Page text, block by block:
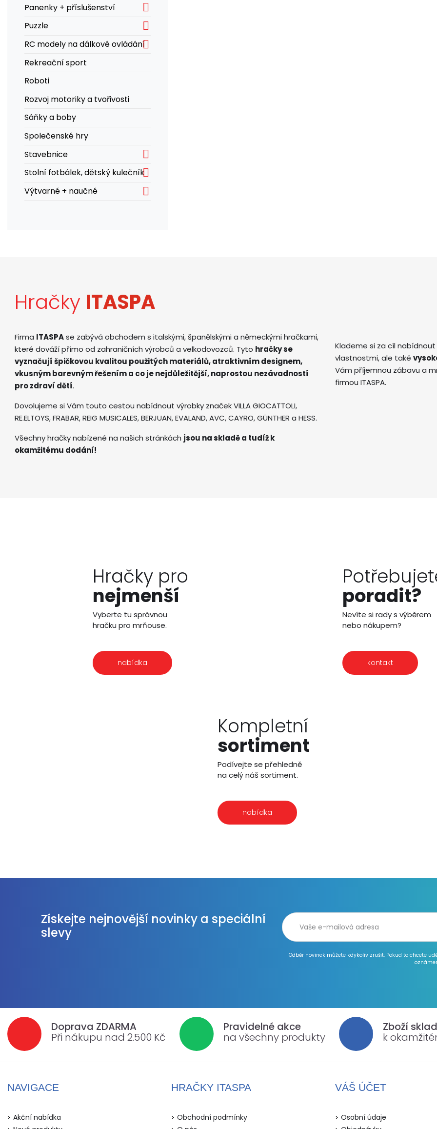
Panenky + příslušenství

Puzzle 
RC modely na dálkové ovládání
Rekreační sport
Roboti
Rozvoj motoriky a tvořivosti
Sáňky a boby
Společenské hry
Stavebnice

Stolní fotbálek, dětský kulečník
Výtvarné + naučné 
Hračky ITASPA
Firma ITASPAse zabývá obchodem s italskými, španělskými a německými hračkami,
které dováží přímo od zahraničních výrobců a velkodovozců. Tyto hračky se
vyznačují špičkovou kvalitou použitých materiálů, atraktivním designem,
vkusným barevným řešením a co je nejdůležitější, naprostou nezávadností
pro zdraví dětí.
Dovolujeme si Vám touto cestou nabídnout výrobky značek VILLA GIOCATTOLI,
RE.ELTOYS, FRABAR, REIG MUSICALES, BERJUAN, EVALAND, AVC, CAYRO, GÜNTHER a HESS.
Všechny hračky nabízené na našich stránkách jsou na skladě a tudíž k
okamžitému dodání!
Klademe si za cíl
vlastnostmi, ale také
Vám příjemnou zábavu a
firmou ITASPA.
Hračky pro
nejmenší
Vyberte tu správnou
hračku pro mrňouse.
nabídka
poradit?
Nevíte si rady s výběrem
nebo nákupem?
kontakt
Kompletní
sortiment
Podívejte se přehledně
na celý náš sortiment.
nabídka
Získejte nejnovější novinky a speciální
slevy
Odběr novinek můžete kdykoliv zrušit. Pokud to chcete
Doprava ZDARMA
Při nákupu nad 2.500 Kč
Pravidelné akce
na všechny produkty
Zboží
k
NAVIGACE
Akční nabídka
HRAČKY ITASPA
Obchodní podmínky
VÁŠ ÚČET
Osobní údaje